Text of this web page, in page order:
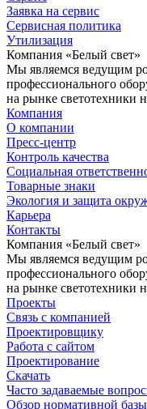
Заявка на сервис
Сервисная политика
Утилизация
Компания «Белый свет»
Мы являемся ведущим
профессионального
на рынке светотехники
Компания
О компании
Пресс-центр
Контроль качества
Социальная
Товарные знаки
Экология и защита
Карьера
Контакты
Компания «Белый свет»
Мы являемся ведущим
профессионального
на рынке светотехники
Проекты
Связь с компанией
Проектировщику
Работа с сайтом
Проектирование
Скачать
Часто задаваемые
Обзор нормативной базы